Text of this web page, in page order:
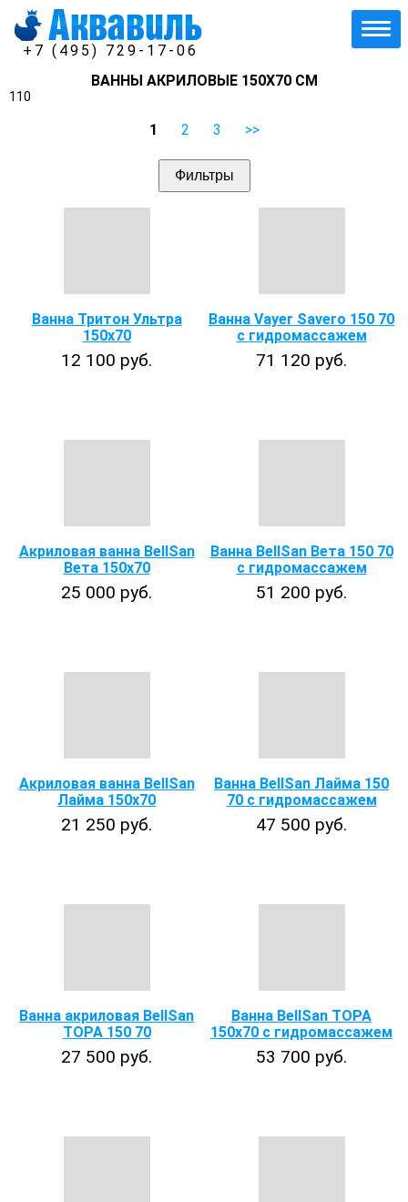
+7 (495) 729-17-06
ВАННЫ АКРИЛОВЫЕ 150Х70 СМ
110
1 2 3 >>
Фильтры
Ванна Тритон Ультра
150x70
12 100 руб.
Ванна Vayer Savero 150 70
с гидромассажем
71 120 руб.
Акриловая ванна BellSan
Вета 150х70
25 000 руб.
Ванна BellSan Вета 150 70
с гидромассажем
51 200 руб.
Акриловая ванна BellSan
Лайма 150х70
21 250 руб.
Ванна BellSan Лайма 150
70 с гидромассажем
47 500 руб.
Ванна акриловая BellSan
ТОРА 150 70
27 500 руб.
Ванна BellSan ТОРА
150х70 с гидромассажем
53 700 руб.